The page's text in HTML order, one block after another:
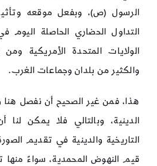
الرسول (ص)، وبفعل موقعه
التداول الحضاري الحاصلة اليوم
الولايات المتحدة الأمريكية
والكثير من بلدان وجماعات الغرب.
هذا، فمن غير الصحيح أن نفصل هنا
الدينية، وبالتالي فلا يمكن
التاريخية والدينية في تقديم
قيم النهوض المحمدية، سواءً منها